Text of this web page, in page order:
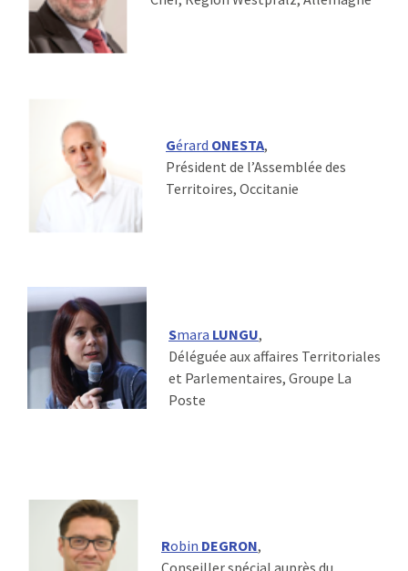
Gérard ONESTA,
Président de l’Assemblée des
Territoires, Occitanie
Smara LUNGU,
Déléguée aux affaires Territoriales
et Parlementaires, Groupe La
Poste
Robin DEGRON,
Conseiller spécial auprès du